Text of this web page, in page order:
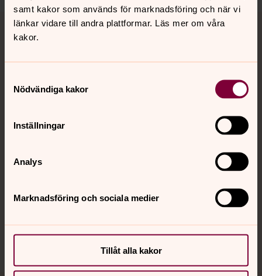
samt kakor som används för marknadsföring och när vi
länkar vidare till andra plattformar. Läs mer om våra
kakor.
Nödvändiga kakor
Inställningar
Analys
Marknadsföring och sociala medier
Tillåt alla kakor
Tillbaka till toppen
Tillbaka till innehållet
Kalender
Hitta snabbt
Sociala kanaler